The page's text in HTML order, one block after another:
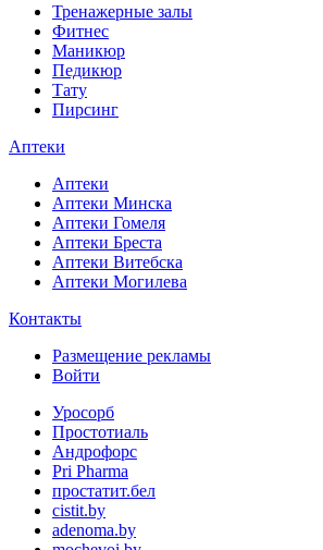
Тренажерные залы
Фитнес
Маникюр
Педикюр
Тату
Пирсинг
Аптеки
Аптеки
Аптеки Минска
Аптеки Гомеля
Аптеки Бреста
Аптеки Витебска
Аптеки Могилева
Контакты
Размещение рекламы
Войти
Уросорб
Простотиаль
Андрофорс
Pri Pharma
простатит.бел
cistit.by
adenoma.by